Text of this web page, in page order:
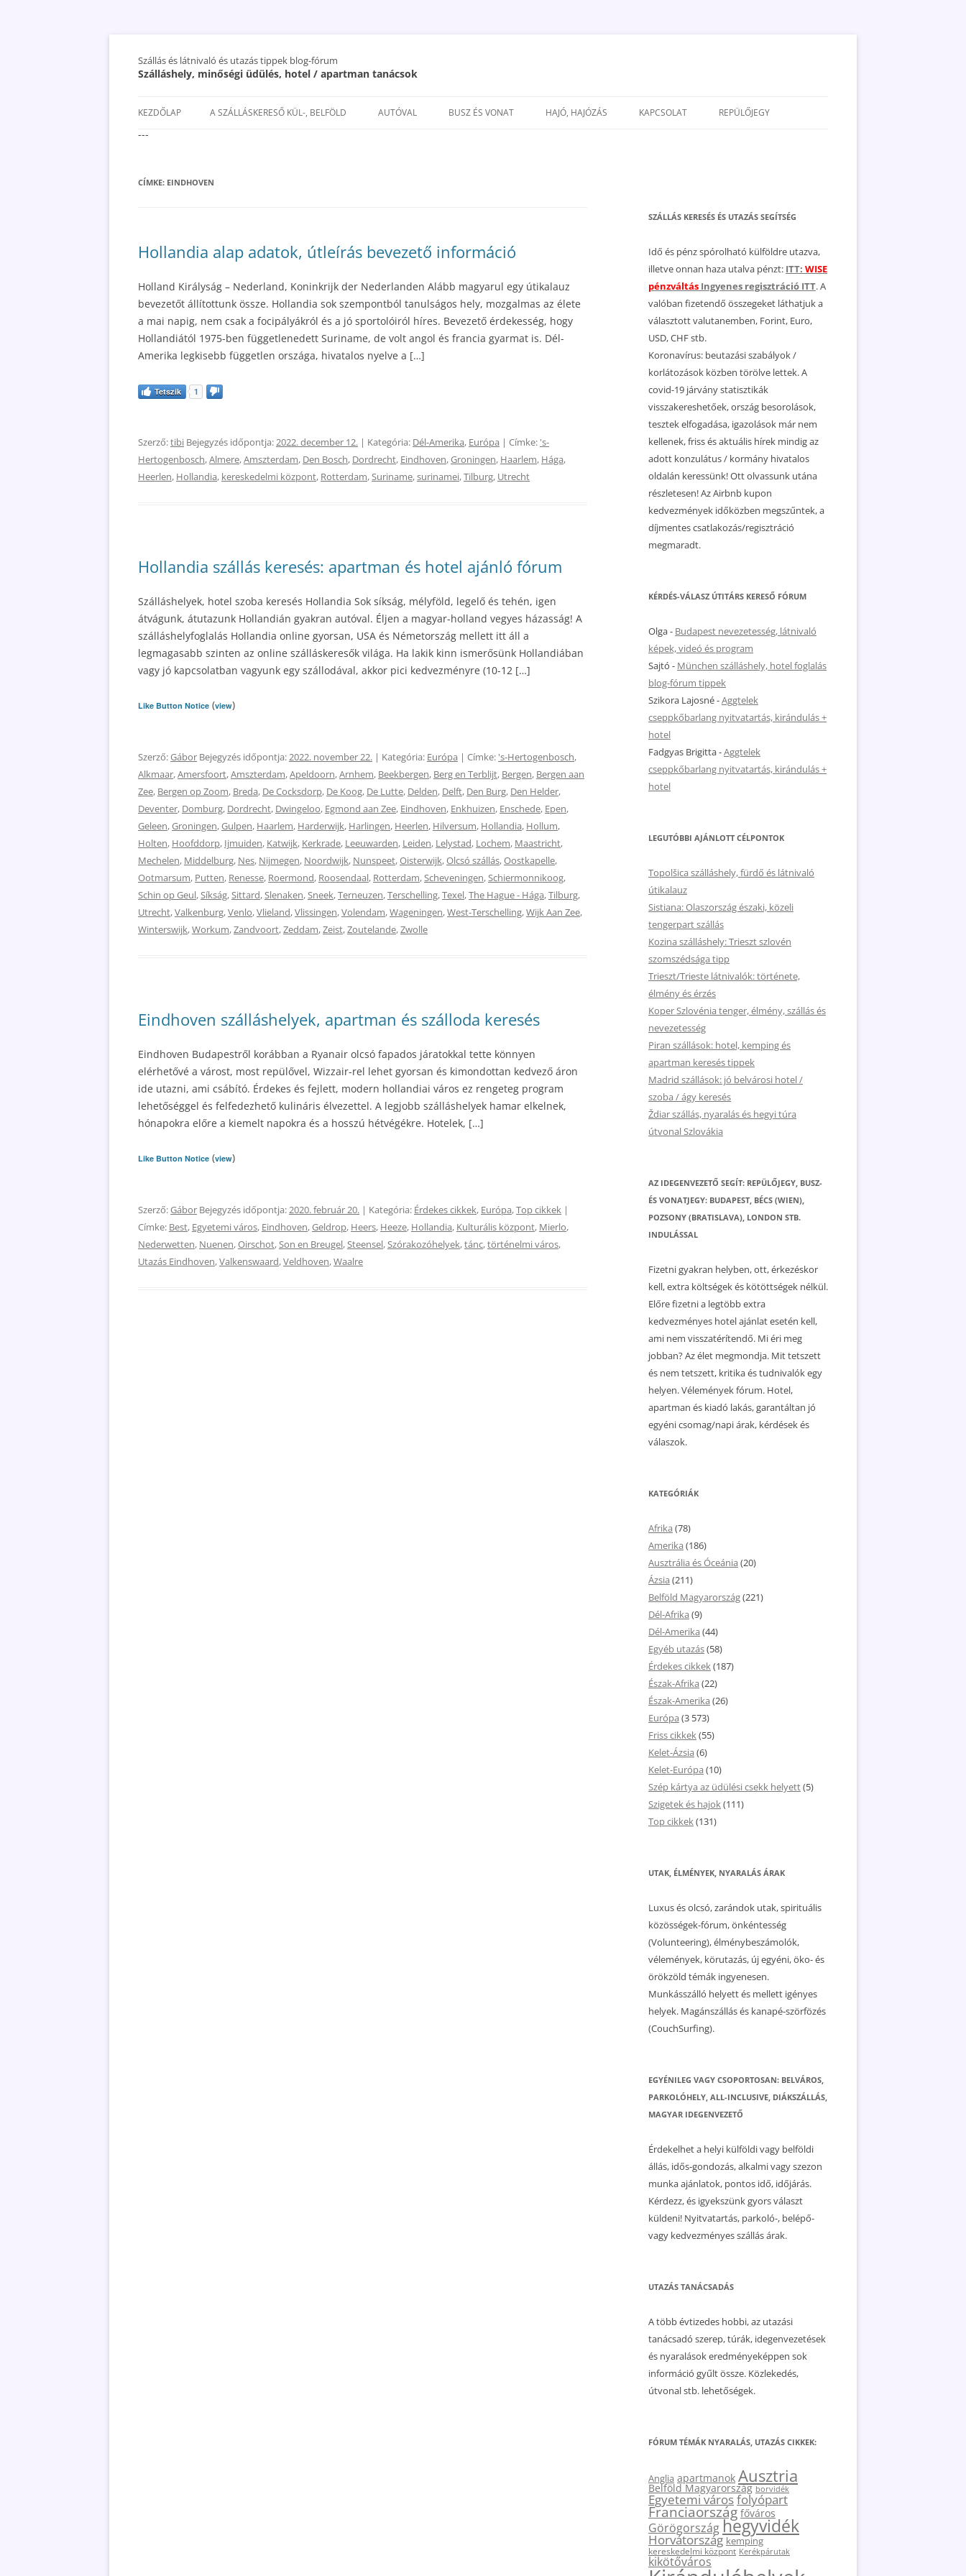
Szállás és látnivaló és utazás tippek blog-fórum
Szálláshely, minőségi üdülés, hotel / apartman tanácsok
a
KEZDŐLAP A SZÁLLÁSKERESŐ KÜL-, BELFÖLD AUTÓVAL BUSZ ÉS VONAT HAJÓ, HAJÓZÁS KAPCSOLAT REPÜLŐJEGY
---
CÍMKE: EINDHOVEN
Hollandia alap adatok, útleírás bevezető információ
Holland Királyság – Nederland, Koninkrijk der Nederlanden Alább magyarul egy útikalauz
bevezetőt állítottunk össze. Hollandia sok szempontból tanulságos hely, mozgalmas az élete
a mai napig, nem csak a focipályákról és a jó sportolóiról híres. Bevezető érdekesség, hogy
Hollandiától 1975-ben függetlenedett Suriname, de volt angol és francia gyarmat is. Dél-
Amerika legkisebb független országa, hivatalos nyelve a […]
Tetszik 1
Szerző:tibi Bejegyzés időpontja:2022. december 12. | Kategória: Dél-Amerika, Európa | Címke: 's-
Hertogenbosch,Almere,Amszterdam, Den Bosch, Dordrecht, Eindhoven,Groningen, Haarlem, Hága,
Heerlen, Hollandia, kereskedelmi központ, Rotterdam,Suriname,surinamei,Tilburg, Utrecht
Hollandia szállás keresés: apartman és hotel ajánló fórum
Szálláshelyek, hotel szoba keresés Hollandia Sok síkság, mélyföld, legelő és tehén, igen
átvágunk, átutazunk Hollandián gyakran autóval. Éljen a magyar-holland vegyes házasság! A
szálláshelyfoglalás Hollandia online gyorsan, USA és Németország mellett itt áll a
legmagasabb szinten az online szálláskeresők világa. Ha lakik kinn ismerősünk Hollandiában
vagy jó kapcsolatban vagyunk egy szállodával, akkor pici kedvezményre (10-12 […]
Like Button Notice (view)
Szerző:Gábor Bejegyzés időpontja:2022. november 22. | Kategória: Európa | Címke: 's-Hertogenbosch,
Alkmaar,Amersfoort,Amszterdam,Apeldoorn,Arnhem, Beekbergen, Berg en Terblijt, Bergen, Bergen aan
Zee, Bergen op Zoom, Breda, De Cocksdorp, De Koog, De Lutte, Delden, Delft, Den Burg, Den Helder,
Deventer, Domburg, Dordrecht, Dwingeloo, Egmond aan Zee, Eindhoven, Enkhuizen, Enschede, Epen,
Geleen,Groningen,Gulpen, Haarlem, Harderwijk, Harlingen, Heerlen, Hilversum, Hollandia, Hollum,
Holten, Hoofddorp, Ijmuiden, Katwijk, Kerkrade, Leeuwarden, Leiden, Lelystad, Lochem, Maastricht,
Mechelen, Middelburg, Nes, Nijmegen, Noordwijk, Nunspeet,Oisterwijk,Olcsó szállás,Oostkapelle,
Ootmarsum, Putten, Renesse, Roermond, Roosendaal, Rotterdam,Scheveningen,Schiermonnikoog,
Schin op Geul,Síkság,Sittard,Slenaken,Sneek,Terneuzen,Terschelling,Texel,The Hague - Hága,Tilburg,
Utrecht,Valkenburg,Venlo,Vlieland,Vlissingen,Volendam,Wageningen,West-Terschelling,Wijk Aan Zee,
Winterswijk,Workum,Zandvoort,Zeddam,Zeist,Zoutelande,Zwolle
Eindhoven szálláshelyek, apartman és szálloda keresés
Eindhoven Budapestről korábban a Ryanair olcsó fapados járatokkal tette könnyen
elérhetővé a várost, most repülővel, Wizzair-rel lehet gyorsan és kimondottan kedvező áron
ide utazni, ami csábító. Érdekes és fejlett, modern hollandiai város ez rengeteg program
lehetőséggel és felfedezhető kulináris élvezettel. A legjobb szálláshelyek hamar elkelnek,
hónapokra előre a kiemelt napokra és a hosszú hétvégékre. Hotelek, […]
Like Button Notice (view)
Szerző:Gábor Bejegyzés időpontja:2020. február 20. | Kategória: Érdekes cikkek, Európa,Top cikkek |
Címke: Best, Egyetemi város, Eindhoven,Geldrop, Heers, Heeze, Hollandia, Kulturális központ, Mierlo,
Nederwetten, Nuenen,Oirschot,Son en Breugel,Steensel,Szórakozóhelyek,tánc,történelmi város,
Utazás Eindhoven,Valkenswaard,Veldhoven,Waalre
SZÁLLÁS KERESÉS ÉS UTAZÁS SEGÍTSÉG
Idő és pénz spórolható külföldre utazva,
illetve onnan haza utalva pénzt: ITT: WISE
pénzváltás Ingyenes regisztráció ITT. A
valóban fizetendő összegeket láthatjuk a
választott valutanemben, Forint, Euro,
USD, CHF stb.
Koronavírus: beutazási szabályok /
korlátozások közben törölve lettek. A
covid-19 járvány statisztikák
visszakereshetőek, ország besorolások,
tesztek elfogadása, igazolások már nem
kellenek, friss és aktuális hírek mindig az
adott konzulátus / kormány hivatalos
oldalán keressünk! Ott olvassunk utána
részletesen! Az Airbnb kupon
kedvezmények időközben megszűntek, a
díjmentes csatlakozás/regisztráció
megmaradt.
KÉRDÉS-VÁLASZ ÚTITÁRS KERESŐ FÓRUM
Olga- Budapest nevezetesség, látnivaló
képek, videó és program
Sajtó - München szálláshely, hotel foglalás
blog-fórum tippek
Szikora Lajosné-Aggtelek
cseppkőbarlang nyitvatartás, kirándulás +
hotel
Fadgyas Brigitta-Aggtelek
cseppkőbarlang nyitvatartás, kirándulás +
hotel
LEGUTÓBBI AJÁNLOTT CÉLPONTOK
Topolšica szálláshely, fürdő és látnivaló
útikalauz
Sistiana: Olaszország északi, közeli
tengerpart szállás
Kozina szálláshely: Trieszt szlovén
szomszédsága tipp
Trieszt/Trieste látnivalók: története,
élmény és érzés
Koper Szlovénia tenger, élmény, szállás és
nevezetesség
Piran szállások: hotel, kemping és
apartman keresés tippek
Madrid szállások: jó belvárosi hotel /
szoba / ágy keresés
Ždiar szállás, nyaralás és hegyi túra
útvonal Szlovákia
AZ IDEGENVEZETŐ SEGÍT: REPÜLŐJEGY, BUSZ-
ÉS VONATJEGY: BUDAPEST, BÉCS (WIEN),
POZSONY (BRATISLAVA), LONDON STB.
INDULÁSSAL
Fizetni gyakran helyben, ott, érkezéskor
kell, extra költségek és kötöttségek nélkül.
Előre fizetni a legtöbb extra
kedvezményes hotel ajánlat esetén kell,
ami nem visszatérítendő. Mi éri meg
jobban? Az élet megmondja. Mit tetszett
és nem tetszett, kritika és tudnivalók egy
helyen. Vélemények fórum. Hotel,
apartman és kiadó lakás, garantáltan jó
egyéni csomag/napi árak, kérdések és
válaszok.
KATEGÓRIÁK
Afrika (78)
Amerika (186)
Ausztrália és Óceánia (20)
Ázsia (211)
Belföld Magyarország(221)
Dél-Afrika (9)
Dél-Amerika (44)
Egyéb utazás(58)
Érdekes cikkek(187)
Észak-Afrika (22)
Észak-Amerika (26)
Európa (3 573)
Friss cikkek(55)
Kelet-Ázsia (6)
Kelet-Európa (10)
Szép kártya az üdülési csekk helyett(5)
Szigetek és hajok(111)
Top cikkek(131)
UTAK, ÉLMÉNYEK, NYARALÁS ÁRAK
Luxus és olcsó, zarándok utak, spirituális
közösségek-fórum, önkéntesség
(Volunteering), élménybeszámolók,
vélemények, körutazás, új egyéni, öko- és
örökzöld témák ingyenesen.
Munkásszálló helyett és mellett igényes
helyek. Magánszállás és kanapé-szörfözés
(CouchSurfing).
EGYÉNILEG VAGY CSOPORTOSAN: BELVÁROS,
PARKOLÓHELY, ALL-INCLUSIVE, DIÁKSZÁLLÁS,
MAGYAR IDEGENVEZETŐ
Érdekelhet a helyi külföldi vagy belföldi
állás, idős-gondozás, alkalmi vagy szezon
munka ajánlatok, pontos idő, időjárás.
Kérdezz, és igyekszünk gyors választ
küldeni! Nyitvatartás, parkoló-, belépő-
vagy kedvezményes szállás árak.
UTAZÁS TANÁCSADÁS
A több évtizedes hobbi, az utazási
tanácsadó szerep, túrák, idegenvezetések
és nyaralások eredményeképpen sok
információ gyűlt össze. Közlekedés,
útvonal stb. lehetőségek.
FÓRUM TÉMÁK NYARALÁS, UTAZÁS CIKKEK:
Anglia apartmanok Ausztria
Belföld Magyarország borvidék
Egyetemi városfolyópart
Franciaország főváros
Görögországhegyvidék
Horvátország kemping
kereskedelmi központ Kerékpárutak
kikötőváros